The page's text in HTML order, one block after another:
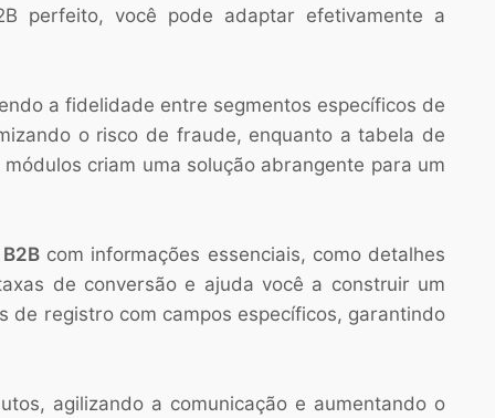
perfeito, você pode adaptar efetivamente a
a fidelidade entre segmentos específicos de
o risco de fraude, enquanto a tabela de
criam uma solução abrangente para um
com informações essenciais, como detalhes
de conversão e ajuda você a construir um
de registro com campos específicos, garantindo
agilizando a comunicação e aumentando o